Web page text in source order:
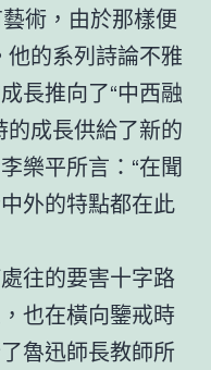
術，由於那樣便
他的系列詩論不雅
長推向了“中西融
的成長供給了新的
樂平所言：“在聞
外的特點都在此
往的要害十字路
也在橫向鑒戒時
魯迅師長教師所